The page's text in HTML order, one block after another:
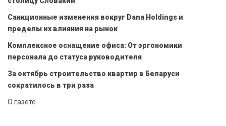
Санкционные изменения вокруг Dana Holdings и
пределы их влияния на рынок
Комплексное оснащение офиса: От эргономики
персонала до статуса руководителя
За октябрь строительство квартир в Беларуси
сократилось в три раза
О газете